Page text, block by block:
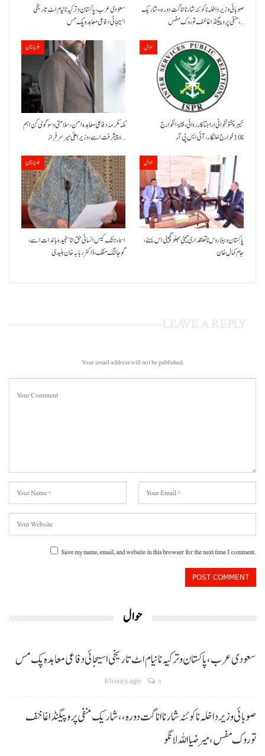
سعودی عرب، پاکستان و ترکیہ نا نیام اٹ تاریخی
اسیجائی دفاعی معاہدہ پک مس
صوبائی وزیر داخلہ نا کوئٹہ شار نا اناگت دورہ،، شاریک
منفی پروپیگنڈا غا خف توروک مفس،…
بلوچستان
مکہ مکرمہ دفاعی معاہدہ امن، سلامتی و سوگوی کن اہم
ءُ پیشرفت اسے،وزیراعلیٰ میر سرفراز…
حوال
خیبر پختونخوا ٹی اِرا جتا کارروائی، فتنۃ الخوارج
نا 10خوارج خلنگار،آئی ایس پی آر
بلوچستان
اسماء جتک کیس انسانی حق انا سنجیدہ باندات اسے،
گوجالنگ مفک،ڈاکٹر ربابہ خان بلیدی
حوال
پاکستان و بیلاروس نا تعلقداری تیٹی بھلو گچینی اس بسنے،
جام کمال خان
Your email address will not be published.
Save my name, email, and website in this browser for the next time I comment.
حوال
سعودی عرب، پاکستان و ترکیہ نا نیام اٹ تاریخی اسیجائی دفاعی معاہدہ پک مس
8 hours ago 0
صوبائی وزیر داخلہ نا کوئٹہ شار نا اناگت دورہ،، شاریک منفی پروپیگنڈا غا خف
توروک مفس، میر ضیا اللہ لانگو